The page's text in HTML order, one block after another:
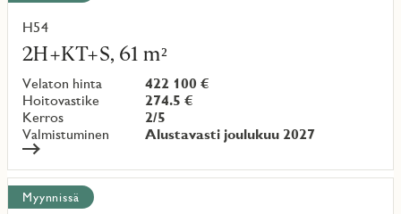
H54
2H+KT+S, 61 m²
Velaton hinta
422 100 €
Hoitovastike
274.5 €
Kerros
2/5
Valmistuminen
Alustavasti joulukuu 2027
Lue
lisää
kohteesta
Myynnissä